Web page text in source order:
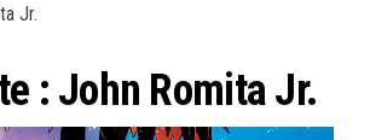
Jr.
: John Romita Jr.